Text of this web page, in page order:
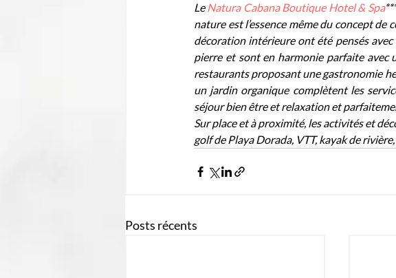
Le Natura Cabana Boutique Hotel & Spa
nature est l’essence même du concept de
décoration intérieure ont été pensés avec
pierre et sont en harmonie parfaite avec
restaurants proposant une gastronomie
un jardin organique complètent les
séjour bien être et relaxation et
Sur place et à proximité, les activités et
golf de Playa Dorada, VTT, kayak de
Posts récents